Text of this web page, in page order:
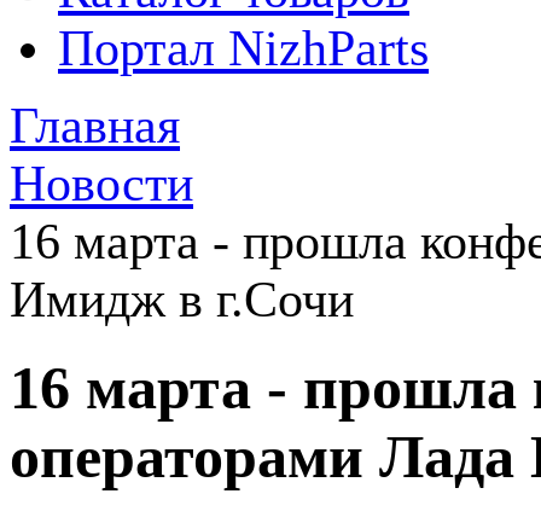
Портал NizhParts
Главная
Новости
16 марта - прошла
Имидж в г.Сочи
16 марта -
операторами